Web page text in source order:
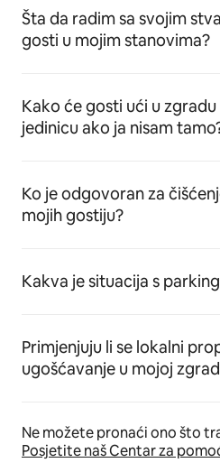
Šta da radim sa svojim
gosti u mojim stanovima?
Kako će gosti ući u
jedinicu ako ja nisam
Ko je odgovoran za
mojih gostiju?
Kakva je situacija s
Primjenjuju li se lokalni
ugošćavanje u mojoj
Ne možete pronaći ono što
Posjetite naš Centar za